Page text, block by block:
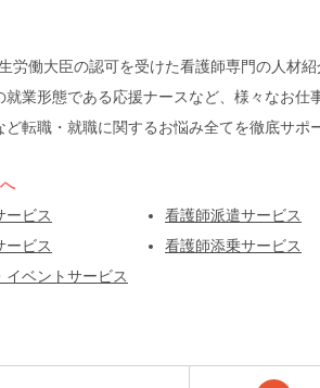
労働大臣の認可を受けた看護師専門の人材
業形態である応援ナースなど、様々なお
転職・就職に関するお悩み全てを徹底サポ
ービス
ービス
イベントサービス
看護師派遣サービス
看護師添乗サービス